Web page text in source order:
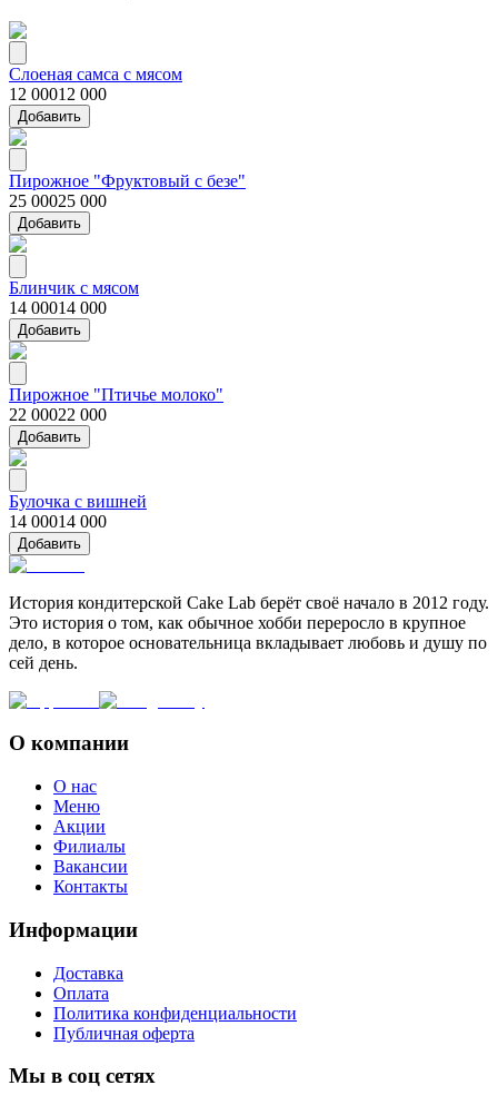
Слоеная самса с мясом
12 00012 000
Добавить
Пирожное "Фруктовый с безе"
25 00025 000
Добавить
Блинчик с мясом
14 00014 000
Добавить
Пирожное "Птичье молоко"
22 00022 000
Добавить
Булочка с вишней
14 00014 000
Добавить
История кондитерской Cake Lab берёт своё начало в 2012 году.
Это история о том, как обычное хобби переросло в крупное
дело, в которое основательница вкладывает любовь и душу по
сей день.
О компании
О нас
Меню
Акции
Филиалы
Вакансии
Контакты
Информации
Доставка
Оплата
Политика конфиденциальности
Публичная оферта
Мы в соц сетях